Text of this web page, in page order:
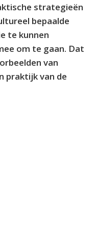
strategieën
bepaalde
te kunnen
om te gaan. Dat
van
praktijk van de